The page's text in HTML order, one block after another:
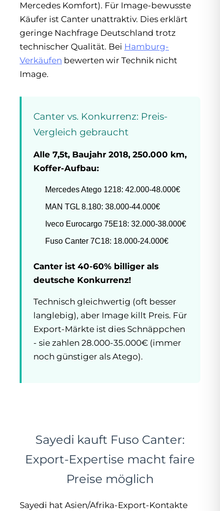
Mercedes Komfort). Für Image-bewusste
Käufer ist Canter unattraktiv. Dies erklärt
geringe Nachfrage Deutschland trotz
technischer Qualität. Bei Hamburg-
Verkäufen bewerten wir Technik nicht
Image.
Canter vs. Konkurrenz: Preis-
Vergleich gebraucht
Alle 7,5t, Baujahr 2018, 250.000 km,
Koffer-Aufbau:
Mercedes Atego 1218: 42.000-48.000€
MAN TGL 8.180: 38.000-44.000€
Iveco Eurocargo 75E18: 32.000-38.000€
Fuso Canter 7C18: 18.000-24.000€
Canter ist 40-60% billiger als
deutsche Konkurrenz!
Technisch gleichwertig (oft besser
langlebig), aber Image killt Preis. Für
Export-Märkte ist dies Schnäppchen
- sie zahlen 28.000-35.000€ (immer
noch günstiger als Atego).
Sayedi kauft Fuso Canter:
Export-Expertise macht faire
Preise möglich
Sayedi hat Asien/Afrika-Export-Kontakte